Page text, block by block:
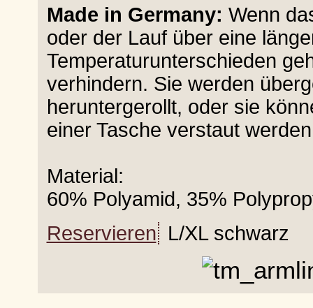
Made in Germany: Wenn
oder der Lauf über eine
Temperaturunterschieden
verhindern. Sie werden
heruntergerollt, oder sie
einer Tasche verstaut
Material:
60% Polyamid, 35%
Reservieren L/XL schwarz